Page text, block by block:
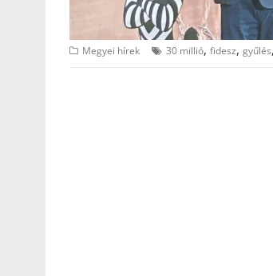
Megyei hírek 30 millió, fidesz, gyűlés,